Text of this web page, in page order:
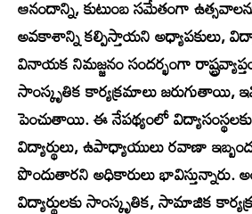
ఆనందాన్ని, కుటుంబ సమేతంగా
అవకాశాన్ని కల్పిస్తాయని అధ్యాపకులు,
వినాయక నిమజ్జనం సందర్భంగా
సాంస్కృతిక కార్యక్రమాలు జరుగుతాయి,
పెంచుతాయి. ఈ నేపథ్యంలో విద్యాసంస్థలకు
విద్యార్థులు, ఉపాధ్యాయులు రవాణా
పొందుతారని అధికారులు భావిస్తున్నారు.
విద్యార్థులకు సాంస్కృతిక, సామాజిక